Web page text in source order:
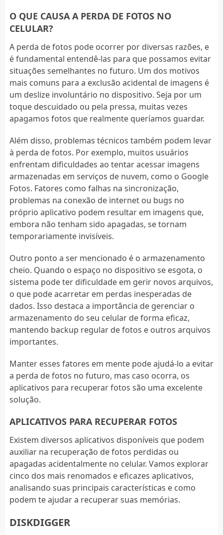
O QUE CAUSA A PERDA DE FOTOS NO
CELULAR?
A perda de fotos pode ocorrer por diversas razões, e
é fundamental entendê-las para que possamos evitar
situações semelhantes no futuro. Um dos motivos
mais comuns para a exclusão acidental de imagens é
um deslize involuntário no dispositivo. Seja por um
toque descuidado ou pela pressa, muitas vezes
apagamos fotos que realmente queríamos guardar.
Além disso, problemas técnicos também podem levar
à perda de fotos. Por exemplo, muitos usuários
enfrentam dificuldades ao tentar acessar imagens
armazenadas em serviços de nuvem, como o Google
Fotos. Fatores como falhas na sincronização,
problemas na conexão de internet ou bugs no
próprio aplicativo podem resultar em imagens que,
embora não tenham sido apagadas, se tornam
temporariamente invisíveis.
Outro ponto a ser mencionado é o armazenamento
cheio. Quando o espaço no dispositivo se esgota, o
sistema pode ter dificuldade em gerir novos arquivos,
o que pode acarretar em perdas inesperadas de
dados. Isso destaca a importância de gerenciar o
armazenamento do seu celular de forma eficaz,
mantendo backup regular de fotos e outros arquivos
importantes.
Manter esses fatores em mente pode ajudá-lo a evitar
a perda de fotos no futuro, mas caso ocorra, os
aplicativos para recuperar fotos são uma excelente
solução.
APLICATIVOS PARA RECUPERAR FOTOS
Existem diversos aplicativos disponíveis que podem
auxiliar na recuperação de fotos perdidas ou
apagadas acidentalmente no celular. Vamos explorar
cinco dos mais renomados e eficazes aplicativos,
analisando suas principais características e como
podem te ajudar a recuperar suas memórias.
DISKDIGGER